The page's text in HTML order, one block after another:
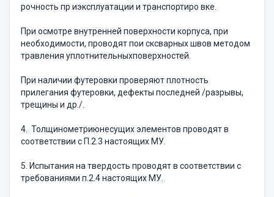
рочность пр иэксплуатации и транспортиро вке.
При осмотре внутренней поверхности корпуса, при
необходимости, проводят пои сксварных швов методом
травления уплотнительныхповерхностей.
При наличии футеровки проверяют плотность
прилегания футеровки, дефекты последней /разрывы,
трещины и др./.
4. Толщинометриюнесущих элементов проводят в
соответствии с П.2.3 настоящих МУ.
5. Испытания на твердость проводят в соответствии с
требованиями п.2.4 настоящих МУ.